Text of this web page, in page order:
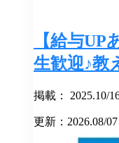
【給与
生歓迎♪教
掲載： 2025.10/
更新：2026.08/07